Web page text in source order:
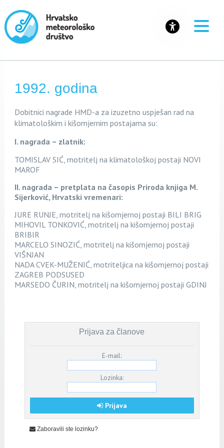
1992. godina
Dobitnici nagrade HMD-a za izuzetno uspješan rad na
klimatološkim i kišomjernim postajama su:
I. nagrada – zlatnik:
TOMISLAV SIĆ, motritelj na klimatološkoj postaji NOVI
MAROF
II. nagrada – pretplata na časopis Priroda knjiga M.
Sijerković, Hrvatski vremenari:
JURE RUNJE, motritelj na kišomjernoj postaji BILI BRIG
MIHOVIL TONKOVIĆ, motritelj na kišomjernoj postaji
BRIBIR
MARCELO SINOZIĆ, motritelj na kišomjernoj postaji
VIŠNJAN
NADA CVEK-MUŽENIĆ, motriteljica na kišomjernoj postaji
ZAGREB PODSUSED
MARSEDO ČURIN, motritelj na kišomjernoj postaji GDINJ
Prijava za članove
E-mail:
Lozinka:
Prijava
Zaboravili ste lozinku?